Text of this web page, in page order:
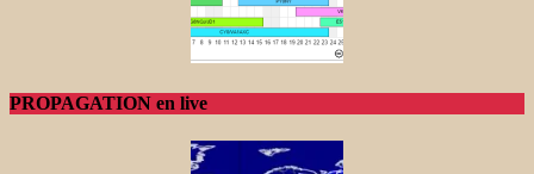
PROPAGATION en live